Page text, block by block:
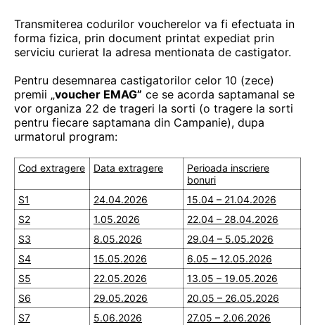
Transmiterea codurilor voucherelor va fi efectuata in
forma fizica, prin document printat expediat prin
serviciu curierat la adresa mentionata de castigator.
Pentru desemnarea castigatorilor celor 10 (zece)
premii „voucher EMAG” ce se acorda saptamanal se
vor organiza 22 de trageri la sorti (o tragere la sorti
pentru fiecare saptamana din Campanie), dupa
urmatorul program:
Cod extragere Data extragere
Perioada inscriere
bonuri
S1
24.04.2026
15.04 – 21.04.2026
S2
1.05.2026
22.04 – 28.04.2026
S3
8.05.2026
29.04 – 5.05.2026
S4
15.05.2026
6.05 – 12.05.2026
S5
22.05.2026
13.05 – 19.05.2026
S6
29.05.2026
20.05 – 26.05.2026
S7
5.06.2026 27.05 – 2.06.2026